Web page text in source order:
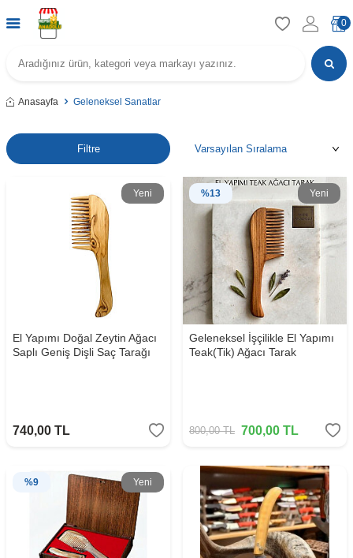
0
Anasayfa Geleneksel Sanatlar
Filtre
Yeni
El Yapımı Doğal Zeytin Ağacı
Saplı Geniş Dişli Saç Tarağı
740,00 TL
%13 Yeni
Geleneksel İşçilikle El Yapımı
Teak(Tik) Ağacı Tarak
800,00TL 700,00 TL
%9 Yeni